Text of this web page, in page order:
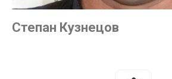
Степан Кузнецов